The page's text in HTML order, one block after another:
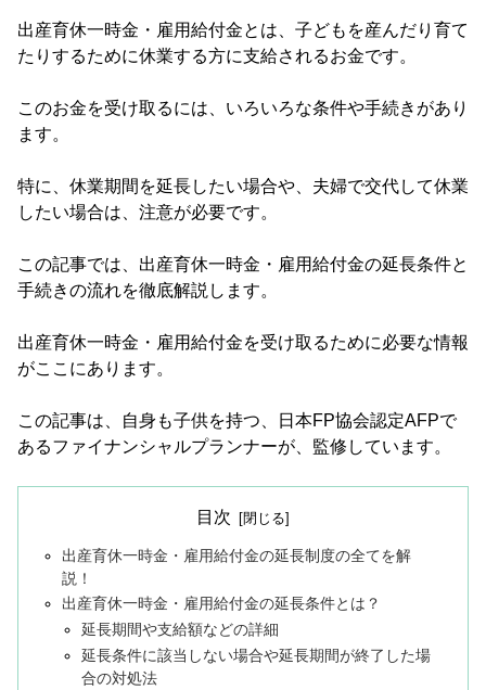
出産育休一時金・雇用給付金とは、子どもを産んだり育て
たりするために休業する方に支給されるお金です。
このお金を受け取るには、いろいろな条件や手続きがあり
ます。
特に、休業期間を延長したい場合や、夫婦で交代して休業
したい場合は、注意が必要です。
この記事では、出産育休一時金・雇用給付金の延長条件と
手続きの流れを徹底解説します。
出産育休一時金・雇用給付金を受け取るために必要な情報
がここにあります。
この記事は、自身も子供を持つ、日本FP協会認定AFPで
あるファイナンシャルプランナーが、監修しています。
目次
出産育休一時金・雇用給付金の延長制度の全てを解
説！
出産育休一時金・雇用給付金の延長条件とは？
延長期間や支給額などの詳細
延長条件に該当しない場合や延長期間が終了した場
合の対処法